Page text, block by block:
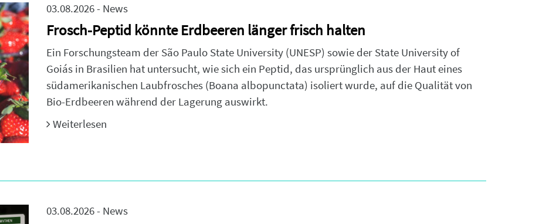
03.08.2026 - News
Frosch-Peptid könnte Erdbeeren länger frisch halten
Ein Forschungsteam der São Paulo State University (UNESP) sowie der State University of
Goiás in Brasilien hat untersucht, wie sich ein Peptid, das ursprünglich aus der Haut eines
südamerikanischen Laubfrosches (Boana albopunctata) isoliert wurde, auf die Qualität von
Bio-Erdbeeren während der Lagerung auswirkt.
Weiterlesen
03.08.2026 - News